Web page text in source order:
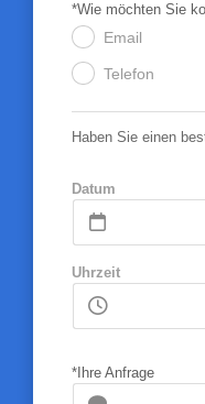
*Wie möchten Sie
Email
Telefon
Haben Sie einen
Datum
Uhrzeit
*Ihre Anfrage